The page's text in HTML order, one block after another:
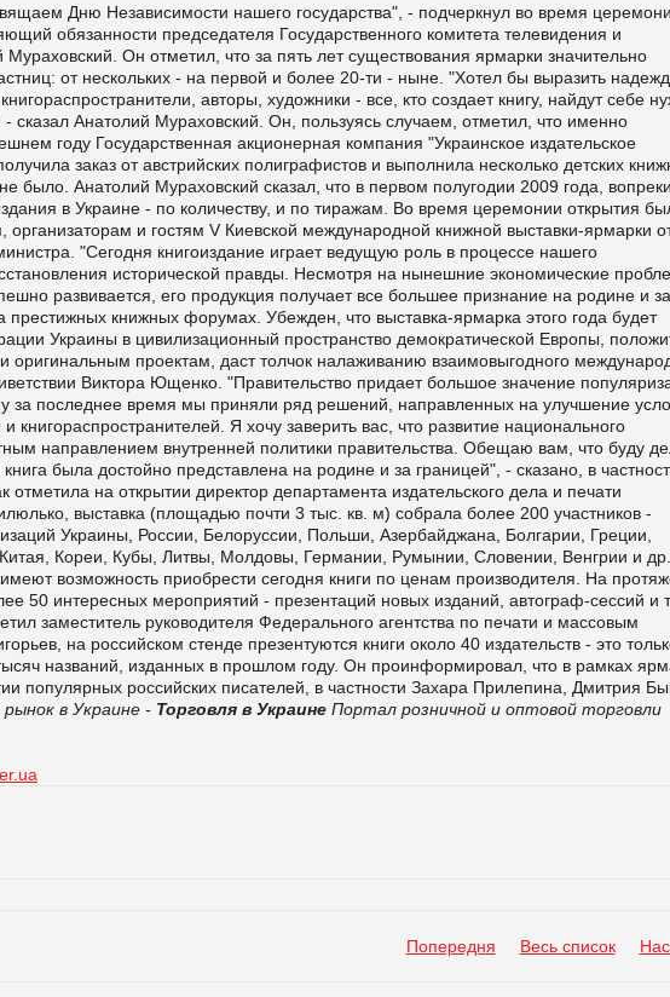
Дню Независимости нашего государства", - подчеркнул во время
обязанности председателя Государственного комитета телевидения и
Он отметил, что за пять лет существования ярмарки значительно
от нескольких - на первой и более 20-ти - ныне. "Хотел бы выразить
авторы, художники - все, кто создает книгу, найдут себе
сказал Анатолий Мураховский. Он, пользуясь случаем, отметил, что именно
году Государственная акционерная компания "Украинское издательское
заказ от австрийских полиграфистов и выполнила несколько детских
было. Анатолий Мураховский сказал, что в первом полугодии 2009 года, вопреки
в Украине - по количеству, и по тиражам. Во время церемонии открытия
организаторам и гостям V Киевской международной книжной выставки-ярмарки
"Сегодня книгоиздание играет ведущую роль в процессе нашего
исторической правды. Несмотря на нынешние экономические
развивается, его продукция получает все большее признание на родине и за
престижных книжных форумах. Убежден, что выставка-ярмарка этого года будет
Украины в цивилизационный пространство демократической Европы,
оригинальным проектам, даст толчок налаживанию взаимовыгодного
Виктора Ющенко. "Правительство придает большое значение
за последнее время мы приняли ряд решений, направленных на улучшение
книгораспространителей. Я хочу заверить вас, что развитие национального
направлением внутренней политики правительства. Обещаю вам, что буду
была достойно представлена на родине и за границей", - сказано, в
на открытии директор департамента издательского дела и печати
выставка (площадью почти 3 тыс. кв. м) собрала более 200 участников -
Украины, России, Белоруссии, Польши, Азербайджана, Болгарии, Греции,
Кореи, Кубы, Литвы, Молдовы, Германии, Румынии, Словении, Венгрии и др.
возможность приобрести сегодня книги по ценам производителя. На
50 интересных мероприятий - презентаций новых изданий, автограф-сессий и
заместитель руководителя Федерального агентства по печати и массовым
на российском стенде презентуются книги около 40 издательств - это
названий, изданных в прошлом году. Он проинформировал, что в рамках
популярных российских писателей, в частности Захара Прилепина, Дмитрия
в Украине - Торговля в Украине Портал розничной и оптовой торговли
Попередня Весь список